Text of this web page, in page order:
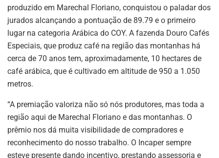
produzido em Marechal Floriano, conquistou o paladar dos
jurados alcançando a pontuação de 89.79 e o primeiro
lugar na categoria Arábica do COY. A fazenda Douro Cafés
Especiais, que produz café na região das montanhas há
cerca de 70 anos tem, aproximadamente, 10 hectares de
café arábica, que é cultivado em altitude de 950 a 1.050
metros.
“A premiação valoriza não só nós produtores, mas toda a
região aqui de Marechal Floriano e das montanhas. O
prêmio nos dá muita visibilidade de compradores e
reconhecimento do nosso trabalho. O Incaper sempre
esteve presente dando incentivo, prestando assessoria e